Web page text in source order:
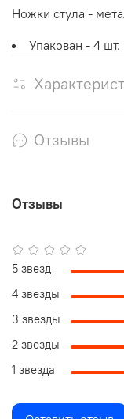
Ножки стула -
Упакован - 4 шт.
Отзывы
Отзывы
5 звезд
4 звезды
3 звезды
2 звезды
1 звезда